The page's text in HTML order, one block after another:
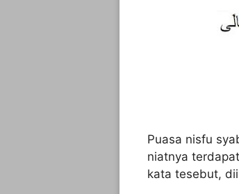
Puasa nisfu
niatnya
kata tesebut,